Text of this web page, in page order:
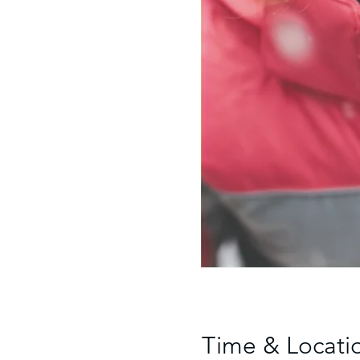
Time &